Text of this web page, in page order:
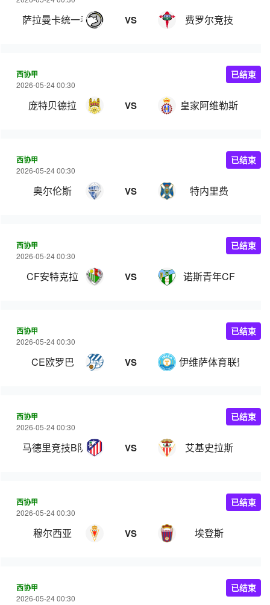
萨拉曼卡统一者 VS 费罗尔竞技
西协甲
2026-05-24 00:30
庞特贝德拉 VS 皇家阿维勒斯
已结束
西协甲
2026-05-24 00:30
奥尔伦斯 VS 特内里费
已结束
西协甲
2026-05-24 00:30
CF安特克拉 VS 诺斯青年CF
已结束
西协甲
2026-05-24 00:30
CE欧罗巴 VS 伊维萨体育联盟
已结束
西协甲
2026-05-24 00:30
马德里竞技B队 VS 艾基史拉斯
已结束
西协甲
2026-05-24 00:30
穆尔西亚 VS 埃登斯
已结束
西协甲
2026-05-24 00:30
已结束